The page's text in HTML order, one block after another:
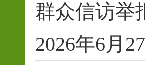
群众信访举
2026年6月27